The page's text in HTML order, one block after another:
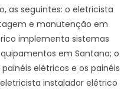
as seguintes: o eletricista
e manutenção em
implementa sistemas
em Santana; o
elétricos e os painéis
instalador elétrico